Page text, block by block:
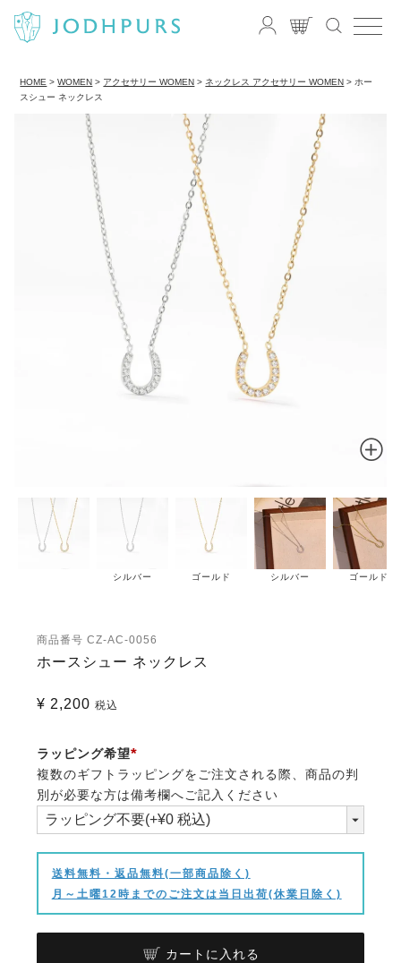
HOME WOMEN アクセサリー WOMEN ネックレス アクセサリー WOMEN
ホー
スシュー ネックレス
シルバー ゴールド シルバー ゴールド
商品番号 CZ-AC-0056
ホースシュー ネックレス
¥ 2,200 税込
ラッピング希望
(必
須)
複数のギフトラッピングをご注文される際、商品の判
別が必要な方は備考欄へご記入ください
送料無料・返品無料(一部商品除く)
月～土曜12時までのご注文は当日出荷(休業日除く)
カートに入れる